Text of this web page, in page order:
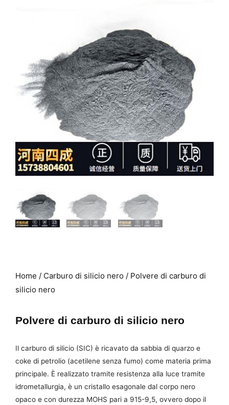
Home / Carburo di silicio nero / Polvere di carburo di
silicio nero
Polvere di carburo di silicio nero
Il carburo di silicio (SIC) è ricavato da sabbia di quarzo e
coke di petrolio (acetilene senza fumo) come materia prima
principale. È realizzato tramite resistenza alla luce tramite
idrometallurgia, è un cristallo esagonale dal corpo nero
opaco e con durezza MOHS pari a 915-9,5, ovvero dopo il